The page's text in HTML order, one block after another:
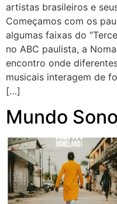
artistas brasileiros e
Começamos com os
algumas faixas do
no ABC paulista, a
encontro onde
musicais interagem de
[…]
Mundo